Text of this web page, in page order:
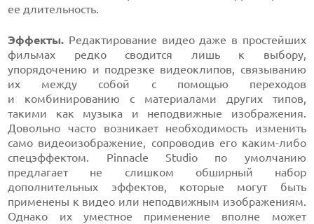
ее длительность.
Эффекты. Редактирование видео даже в простейших
фильмах редко сводится лишь к выбору,
упорядочению и подрезке видеоклипов, связыванию
их между собой с помощью переходов
и комбинированию с материалами других типов,
такими как музыка и неподвижные изображения.
Довольно часто возникает необходимость изменить
само видеоизображение, сопроводив его каким-либо
спецэффектом. Pinnacle Studio по умолчанию
предлагает не слишком обширный набор
дополнительных эффектов, которые могут быть
применены к видео или неподвижным изображениям.
Однако их уместное применение вполне может